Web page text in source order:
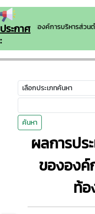
ประกาศ
:
อนรับเข้าสู่องค์การบริหารส่วน
ค้นหา
ผลการปร
ขององค์
ท้อ